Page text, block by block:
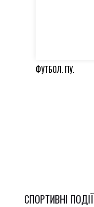
ФУТБОЛ. ПУ.
СПОРТИВНI ПОДІЇ